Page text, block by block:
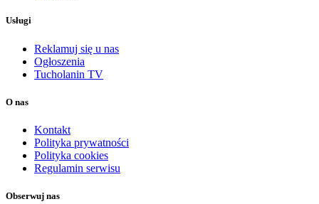
Usługi
Reklamuj się u nas
Ogłoszenia
Tucholanin TV
O nas
Kontakt
Polityka prywatności
Polityka cookies
Regulamin serwisu
Obserwuj nas